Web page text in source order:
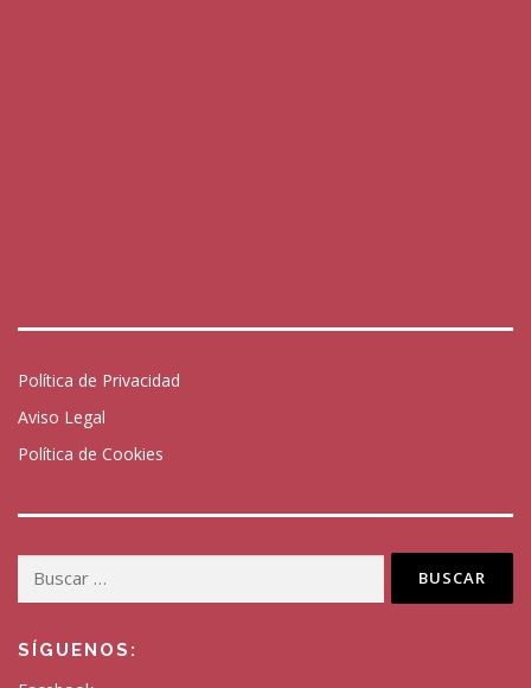
Política de Privacidad
Aviso Legal
Política de Cookies
Buscar:
SÍGUENOS: